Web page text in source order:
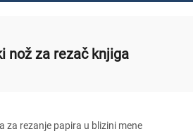
nož za rezač knjiga
za rezanje papira u blizini mene